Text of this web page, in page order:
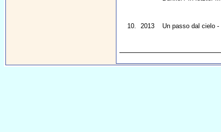
10. 2013 Un passo dal cielo